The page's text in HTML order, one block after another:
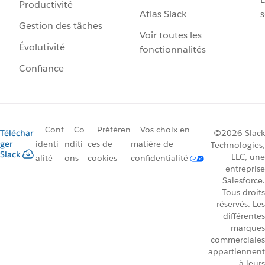
Productivité
Gestion des tâches
Évolutivité
Confiance
Atlas Slack
Voir toutes les
fonctionnalités
Téléchar
ger
Slack
Conf
identi
alité
Co
nditi
ons
Préféren
ces de
cookies
Vos choix en
matière de
confidentialité
©2026 Slack
Technologies,
LLC, une
entreprise
Salesforce.
Tous droits
réservés. Les
différentes
marques
commerciales
appartiennent